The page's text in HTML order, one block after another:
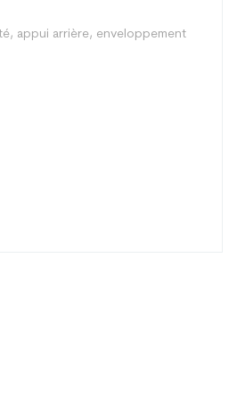
appui arrière, enveloppement